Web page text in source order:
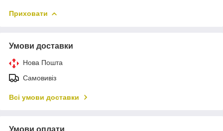
Приховати
Умови доставки
Нова Пошта
Самовивіз
Всі умови доставки
Умови оплати